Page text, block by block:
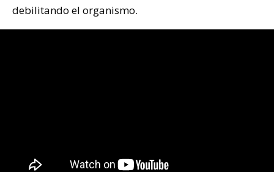
debilitando el organismo.